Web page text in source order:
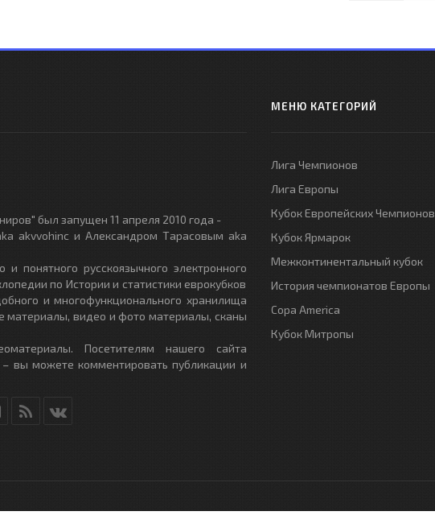
был запущен 11 апреля 2010 года -
akvvohinc и Александром Тарасовым aka
понятного русскоязычного электронного
по Истории и статистики еврокубков
и многофункционального хранилища
материалы, видео и фото материалы, сканы
Посетителям нашего сайта
вы можете комментировать публикации и
МЕНЮ КАТЕГОРИЙ
Лига Чемпионов
Лига Европы
Кубок Европейских Чемпионов
Кубок Ярмарок
Межконтинентальный кубок
История чемпионатов Европы
Copa America
Кубок Митропы
- All Rights Reserved.